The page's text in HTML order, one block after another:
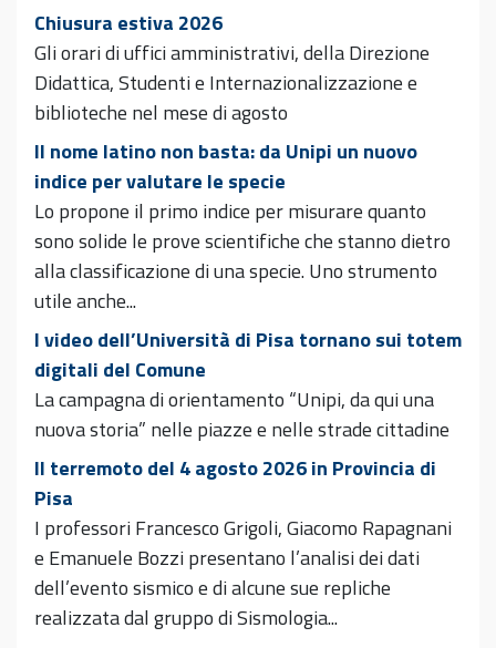
Chiusura estiva 2026
Gli orari di uffici amministrativi, della Direzione
Didattica, Studenti e Internazionalizzazione e
biblioteche nel mese di agosto
Il nome latino non basta: da Unipi un nuovo
indice per valutare le specie
Lo propone il primo indice per misurare quanto
sono solide le prove scientifiche che stanno dietro
alla classificazione di una specie. Uno strumento
utile anche...
I video dell’Università di Pisa tornano sui totem
digitali del Comune
La campagna di orientamento “Unipi, da qui una
nuova storia” nelle piazze e nelle strade cittadine
Il terremoto del 4 agosto 2026 in Provincia di
Pisa
I professori Francesco Grigoli, Giacomo Rapagnani
e Emanuele Bozzi presentano l’analisi dei dati
dell’evento sismico e di alcune sue repliche
realizzata dal gruppo di Sismologia...